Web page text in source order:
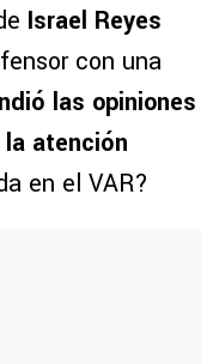
Israel Reyes
con una
las opiniones
atención
en el VAR?